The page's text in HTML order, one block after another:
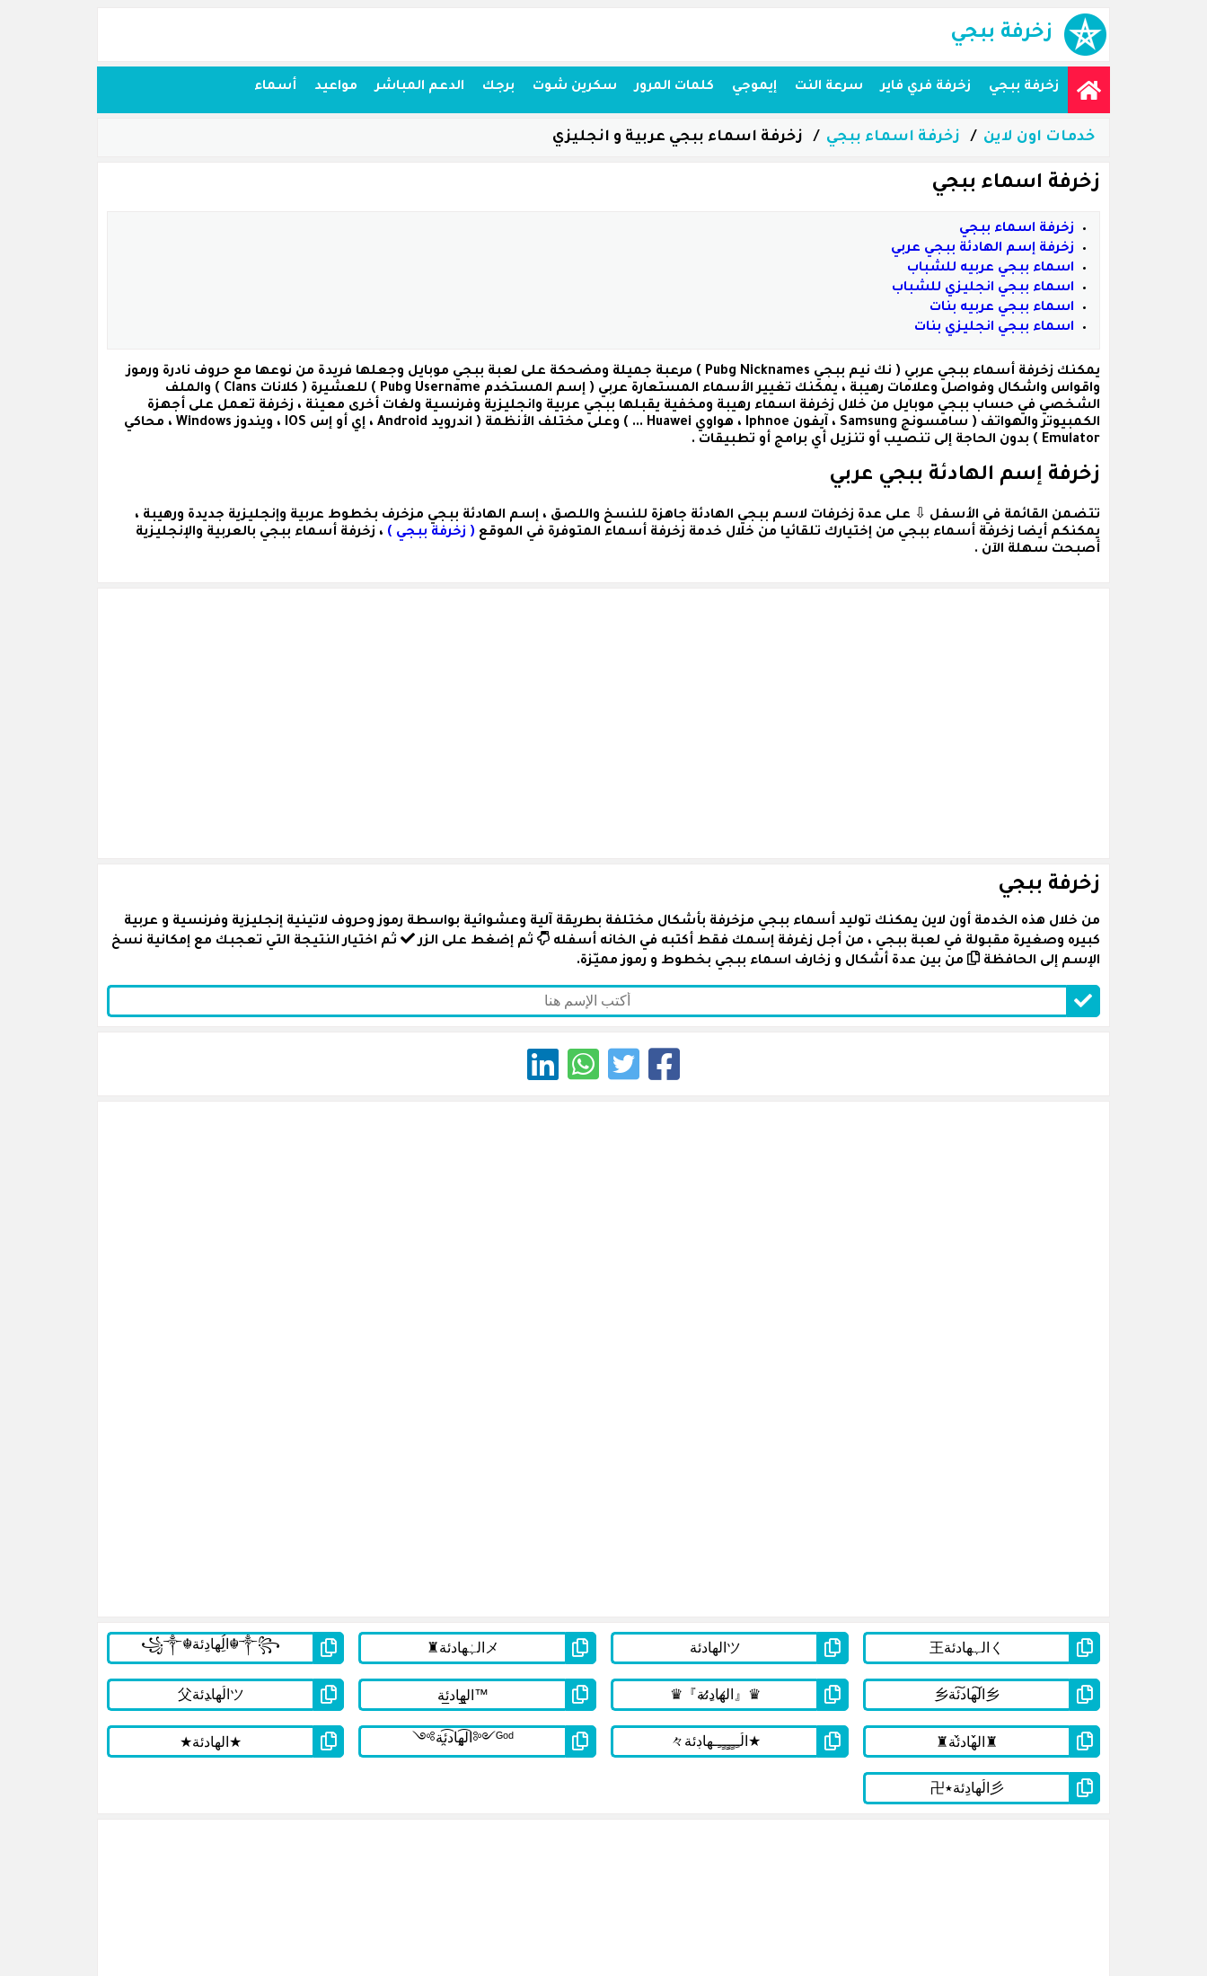
زخرفة ببجي
زخرفة ببجي زخرفة فري فاير سرعة النت إيموجي كلمات المرور سكرين شوت برجك الدعم المباشر مواعيد أسماء
خدمات اون لاين زخرفة اسماء ببجي زخرفة اسماء ببجي عربية و انجليزي
زخرفة اسماء ببجي
زخرفة اسماء ببجي
زخرفة إسم الهادئة ببجي عربي
اسماء ببجي عربيه للشباب
اسماء ببجي انجليزي للشباب
اسماء ببجي عربيه بنات
اسماء ببجي انجليزي بنات
يمكنك زخرفة أسماء ببجي عربي
( نك نيم ببجي Pubg Nicknames ) مرعبة جميلة ومضحكة على لعبة ببجي موبايل وجعلها فريدة من نوعها مع حروف نادرة ورموز
واقواس واشكال وفواصل وعلامات رهيبة ، يمكنك تغيير الأسماء المستعارة عربي ( إسم المستخدم Pubg Username ) للعشيرة ( كلانات Clans )
والملف
الشخصي في حساب ببجي موبايل من خلال زخرفة اسماء رهيبة ومخفية يقبلها ببجي عربية وانجليزية وفرنسية ولغات أخرى معينة ، زخرفة تعمل على أجهزة
الكمبيوتر والهواتف ( سامسونج Samsung ، آيفون Iphnoe ، هواوي Huawei ... ) وعلى مختلف الأنظمة ( اندرويد Android ، إي أو إس IOS ، ويندوز Windows ، محاكي
Emulator ) بدون الحاجة إلى تنصيب أو تنزيل أي برامج أو تطبيقات .
زخرفة إسم الهادئة ببجي عربي
تتضمن القائمة في الأسفل ⇩ على عدة زخرفات لاسم ببجي الهادئة جاهزة للنسخ واللصق ، إسم الهادئة ببجي مزخرف بخطوط عربية وإنجليزية جديدة ورهيبة ،
يمكنكم أيضا زخرفة أسماء ببجي من إختيارك تلقائيا من خلال خدمة زخرفة أسماء المتوفرة في الموقع ( زخرفة ببجي ) ، زخرفة أسماء ببجي بالعربية والإنجليزية
أصبحت سهلة الآن .
زخرفة ببجي
من خلال هذه الخدمة أون لاين يمكنك توليد أسماء ببجي مزخرفة بأشكال مختلفة بطريقة آلية وعشوائية بواسطة رموز وحروف لاتينية إنجليزية وفرنسية و عربية
كبيره وصغيرة مقبولة في لعبة ببجي ، من أجل زغرفة إسمك فقط أكتبه في الخانه أسفله
ثم إضغط على الزر
ثم اختيار النتيجة التي تعجبك مع إمكانية نسخ
الإسم إلى الحافظة
من بين عدة أشكال و زخارف اسماء ببجي بخطوط و رموز مميّزة.